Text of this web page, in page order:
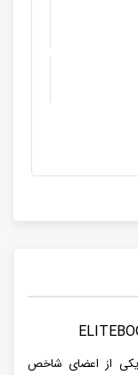
یکی از اعضای شاخص